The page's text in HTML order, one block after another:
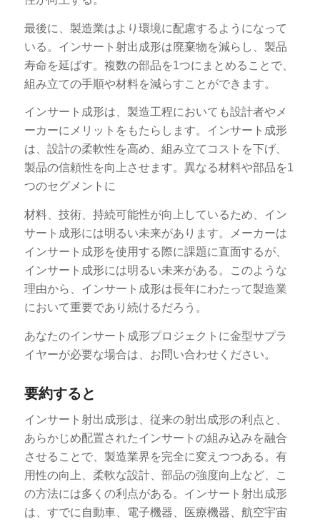
最後に、製造業はより環境に配慮するようになって
いる。インサート射出成形は廃棄物を減らし、製品
寿命を延ばす。複数の部品を1つにまとめることで、
組み立ての手順や材料を減らすことができます。
インサート成形は、製造工程においても設計者やメ
ーカーにメリットをもたらします。インサート成形
は、設計の柔軟性を高め、組み立てコストを下げ、
製品の信頼性を向上させます。異なる材料や部品を1
つのセグメントに
材料、技術、持続可能性が向上しているため、イン
サート成形には明るい未来があります。メーカーは
インサート成形を使用する際に課題に直面するが、
インサート成形には明るい未来がある。このような
理由から、インサート成形は長年にわたって製造業
において重要であり続けるだろう。
あなたのインサート成形プロジェクトに金型サプラ
イヤーが必要な場合は、お問い合わせください。
要約すると
インサート射出成形は、従来の射出成形の利点と、
あらかじめ配置されたインサートの組み込みを融合
させることで、製造業界を完全に変えつつある。有
用性の向上、柔軟な設計、部品の強度向上など、こ
の方法には多くの利点がある。インサート射出成形
は、すでに自動車、電子機器、医療機器、航空宇宙